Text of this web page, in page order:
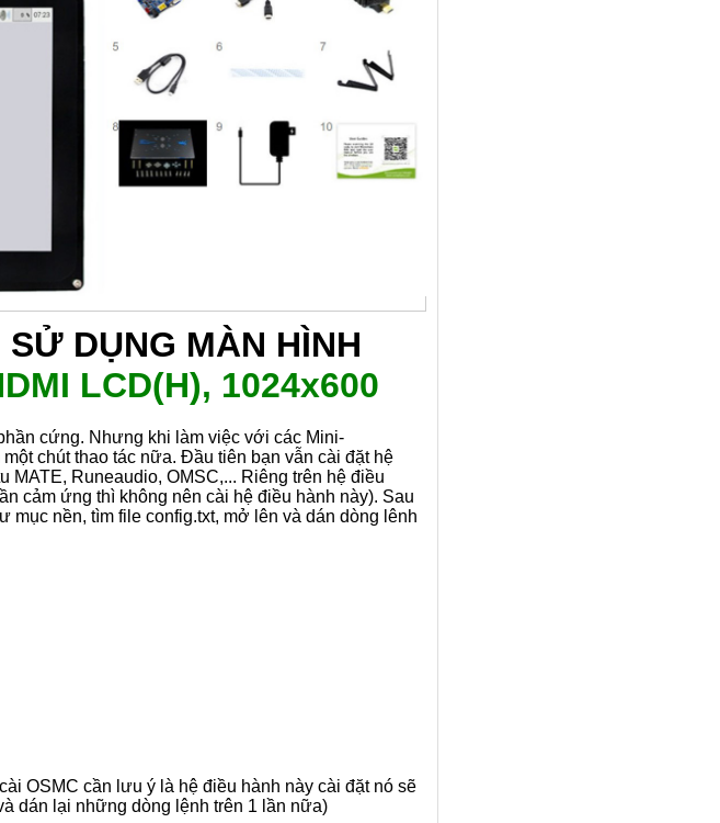
DỤNG MÀN HÌNH
LCD(H), 1024x600
cứng. Nhưng khi làm việc với các Mini-
chút thao tác nữa. Đầu tiên bạn vẫn cài đặt hệ
Runeaudio, OMSC,... Riêng trên hệ điều
cảm ứng thì không nên cài hệ điều hành này). Sau
mục nền, tìm file config.txt, mở lên và dán dòng lênh
OSMC cần lưu ý là hệ điều hành này cài đặt nó sẽ
dán lại những dòng lệnh trên 1 lần nữa)